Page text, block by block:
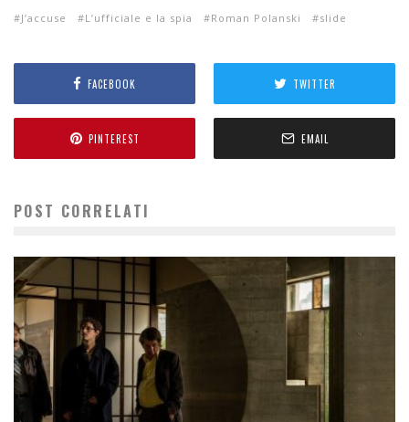
J’accuse L’ufficiale e la spia Roman Polanski slide
FACEBOOK TWITTER
PINTEREST EMAIL
POST CORRELATI